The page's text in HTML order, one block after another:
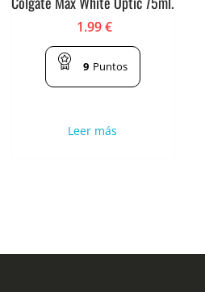
1.99€
9 Puntos
Leer más